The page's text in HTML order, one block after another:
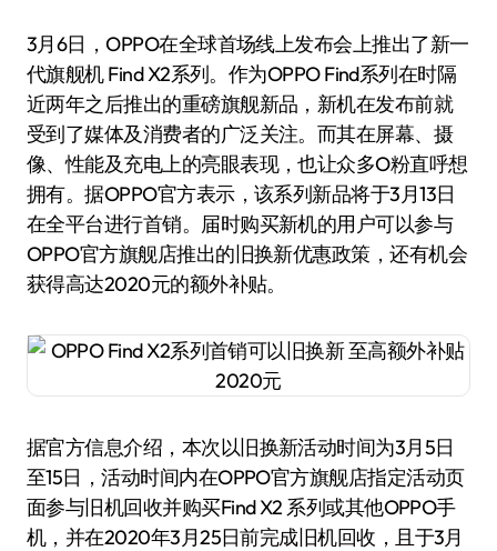
3月6日，OPPO在全球首场线上发布会上推出了新一
代旗舰机 Find X2系列。作为OPPO Find系列在时隔
近两年之后推出的重磅旗舰新品，新机在发布前就
受到了媒体及消费者的广泛关注。而其在屏幕、摄
像、性能及充电上的亮眼表现，也让众多O粉直呼想
拥有。据OPPO官方表示，该系列新品将于3月13日
在全平台进行首销。届时购买新机的用户可以参与
OPPO官方旗舰店推出的旧换新优惠政策，还有机会
获得高达2020元的额外补贴。
据官方信息介绍，本次以旧换新活动时间为3月5日
至15日，活动时间内在OPPO官方旗舰店指定活动页
面参与旧机回收并购买Find X2 系列或其他OPPO手
机，并在2020年3月25日前完成旧机回收，且于3月